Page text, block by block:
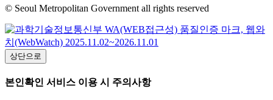
© Seoul Metropolitan Government all rights reserved
상단으로
본인확인 서비스 이용 시 주의사항